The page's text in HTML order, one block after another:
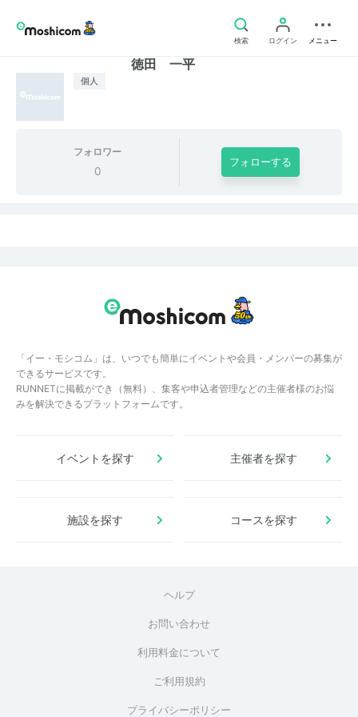
検索 ログイン メニュー
個人
徳田 一平
フォロワー
0
フォローする
「イー・モシコム」は、いつでも簡単にイベントや会員・メンバーの募集が
できるサービスです。
RUNNETに掲載ができ（無料）、集客や申込者管理などの主催者様のお悩
みを解決できるプラットフォームです。
イベントを探す 主催者を探す
施設を探す コースを探す
ヘルプ
お問い合わせ
利用料金について
ご利用規約
プライバシーポリシー